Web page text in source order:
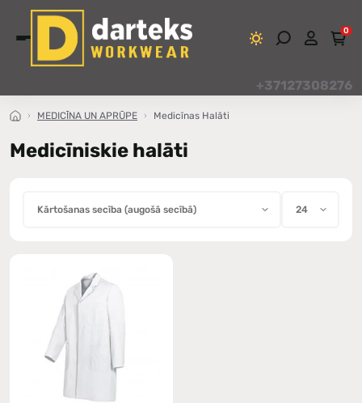
0
+37127308276
MEDICĪNA UN APRŪPE Medicīnas Halāti
Medicīniskie halāti